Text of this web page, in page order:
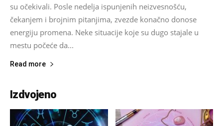
su očekivali. Posle nedelja ispunjenih neizvesnošću,
čekanjem i brojnim pitanjima, zvezde konačno donose
energiju promena. Neke situacije koje su dugo stajale u
mestu počeće da...
Read more
Izdvojeno